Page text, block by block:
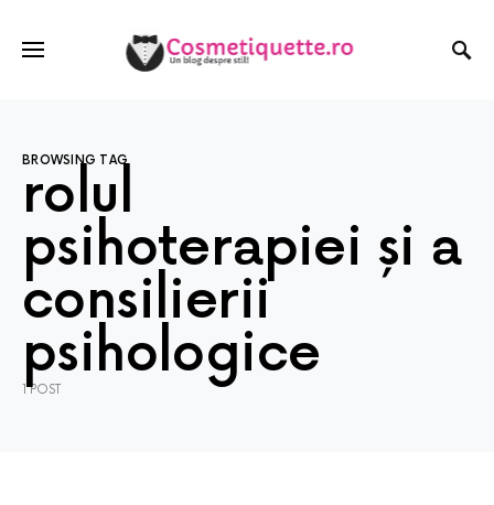
BROWSING TAG
rolul
psihoterapiei și a
consilierii
psihologice
1 POST